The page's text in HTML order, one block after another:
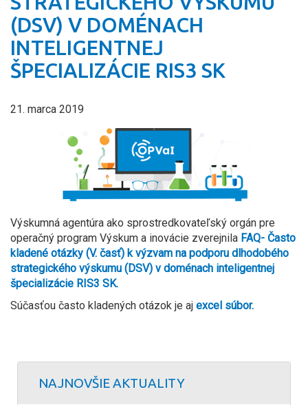
(DSV) V DOMÉNACH
INTELIGENTNEJ
ŠPECIALIZÁCIE RIS3 SK
21. marca 2019
Výskumná agentúra ako sprostredkovateľský orgán pre
operačný program Výskum a inovácie zverejnila FAQ- Často
kladené otázky (V. časť) k výzvam na podporu dlhodobého
strategického výskumu (DSV) v doménach inteligentnej
špecializácie RIS3 SK.
Súčasťou často kladených otázok je aj excel súbor.
NAJNOVŠIE AKTUALITY